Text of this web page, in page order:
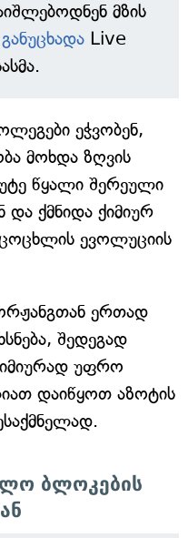
მზის
განუცხადა Live
ეჭვობენ,
მოხდა ზღვის
წყალი შერეული
ქმნიდა ქიმიურ
ევოლუციის
ერთად
შედეგად
უფრო
დაიწყოთ აზოტის
ბლოკების